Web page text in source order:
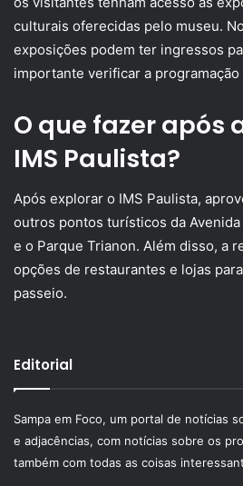
culturais oferecidas pelo museu.
exposições podem ter ingressos
importante verificar a programação
O que fazer após
IMS Paulista?
Após explorar o IMS Paulista,
outros pontos turísticos da Avenida
e o Parque Trianon. Além disso, a
opções de restaurantes e lojas
passeio.
Editorial
Sampa em Foco, um portal de notícias
e adjacências, com notícias sobre os
também com todas as coisas